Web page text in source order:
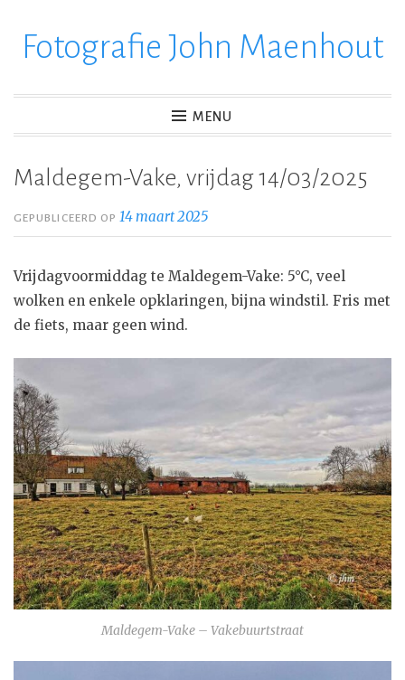
verderFotografie John Maenhout
MENU
Maldegem-Vake, vrijdag 14/03/2025
GEPUBLICEERD OP14 maart 2025
Vrijdagvoormiddag te Maldegem-Vake: 5°C, veel
wolken en enkele opklaringen, bijna windstil. Fris met
de fiets, maar geen wind.
Maldegem-Vake – Vakebuurtstraat